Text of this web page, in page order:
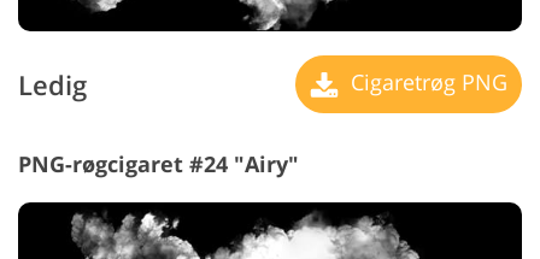
Ledig Cigaretrøg PNG
PNG-røgcigaret #24 "Airy"